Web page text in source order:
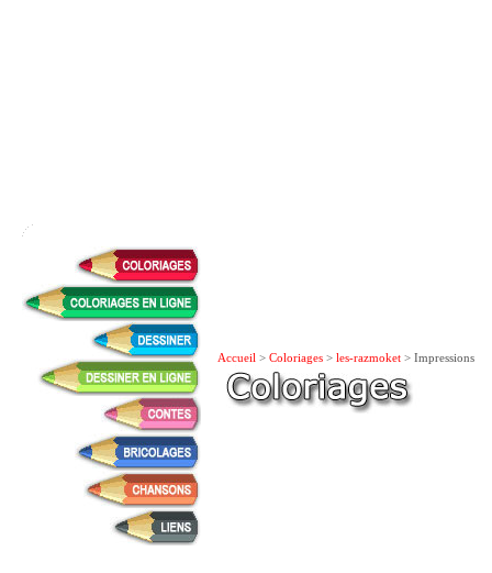
Accueil > Coloriages > les-razmoket > Impressions